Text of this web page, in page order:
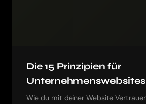
Die 15 Prinzipien für
Unternehmenswebsites
Wie du mit deiner Website